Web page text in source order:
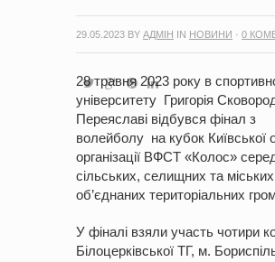
29.05.2023 BY АДМІН IN НОВИНИ · 0
28 травня 2023 року в
університету Григорія
Переяславі відбувся фінал з
волейболу на кубок Київської
організації ВФСТ «Колос»
сільських, селищних та міських
об’єднаних територіальних
У фіналі взяли участь чотири
Білоцерківської ТГ, м.